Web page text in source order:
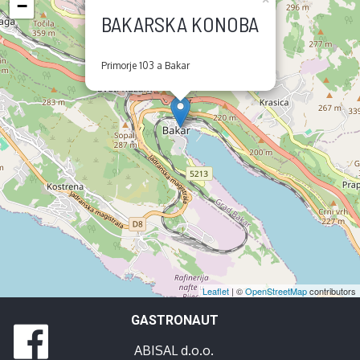
BAKARSKA KONOBA
Primorje 103 a Bakar
−
Leaflet | ©OpenStreetMapcontributors
GASTRONAUT
ABISAL d.o.o.